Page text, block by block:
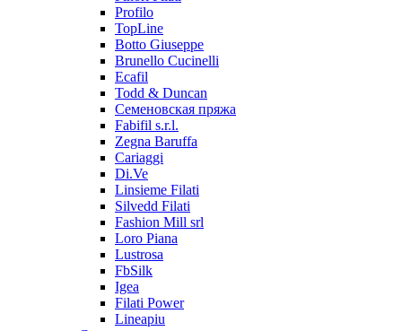
Profilo
TopLine
Botto Giuseppe
Brunello Cucinelli
Ecafil
Todd & Duncan
Семеновская пряжа
Fabifil s.r.l.
Zegna Baruffa
Cariaggi
Di.Ve
Linsieme Filati
Silvedd Filati
Fashion Mill srl
Loro Piana
Lustrosa
FbSilk
Igea
Filati Power
Lineapiu